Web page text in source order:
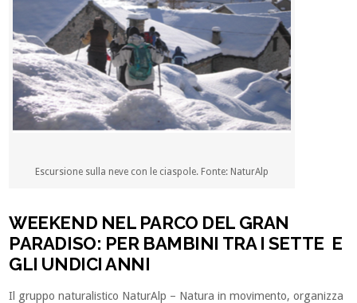
Escursione sulla neve con le ciaspole. Fonte: NaturAlp
WEEKEND NEL PARCO DEL GRAN
PARADISO: PER BAMBINI TRA I SETTE E
GLI UNDICI ANNI
Il gruppo naturalistico NaturAlp – Natura in movimento, organizza